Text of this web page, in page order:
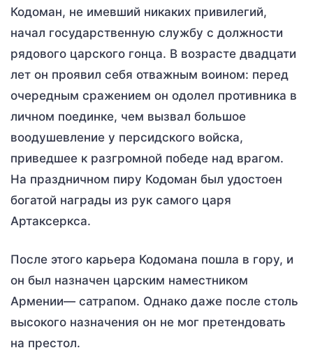
Кодоман, не имевший никаких привилегий,
начал государственную службу с должности
рядового царского гонца. В возрасте двадцати
лет он проявил себя отважным воином: перед
очередным сражением он одолел противника в
личном поединке, чем вызвал большое
воодушевление у персидского войска,
приведшее к разгромной победе над врагом.
На праздничном пиру Кодоман был удостоен
богатой награды из рук самого царя
Артаксеркса.
После этого карьера Кодомана пошла в гору, и
он был назначен царским наместником
Армении— сатрапом. Однако даже после столь
высокого назначения он не мог претендовать
на престол.